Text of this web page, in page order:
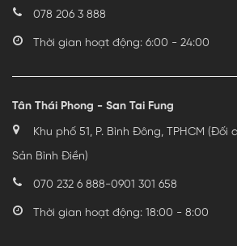
078 206 3 888
Thời gian hoạt động: 6:00 - 24:00
Tân Thái Phong - San Tai Fung
Khu phố 51, P. Bình Đông, TPHCM (Đối
Sản Bình Điền)
070 232 6 888-0901 301 658
Thời gian hoạt động: 18:00 - 8:00